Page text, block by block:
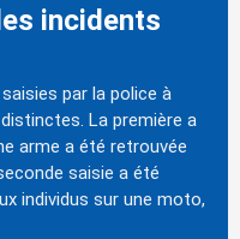
incidents
par la police à
La première a
arme a été retrouvée
saisie a été
individus sur une moto,